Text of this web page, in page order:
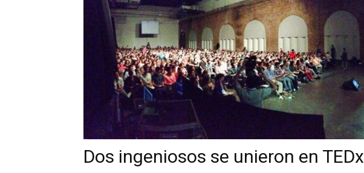
Dos ingeniosos se unieron en TEDx